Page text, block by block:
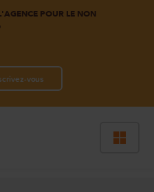
POUR LE NON
vous